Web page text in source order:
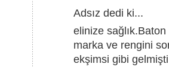
Adsız dedi ki...
elinize
marka ve rengini
ekşimsi gibi